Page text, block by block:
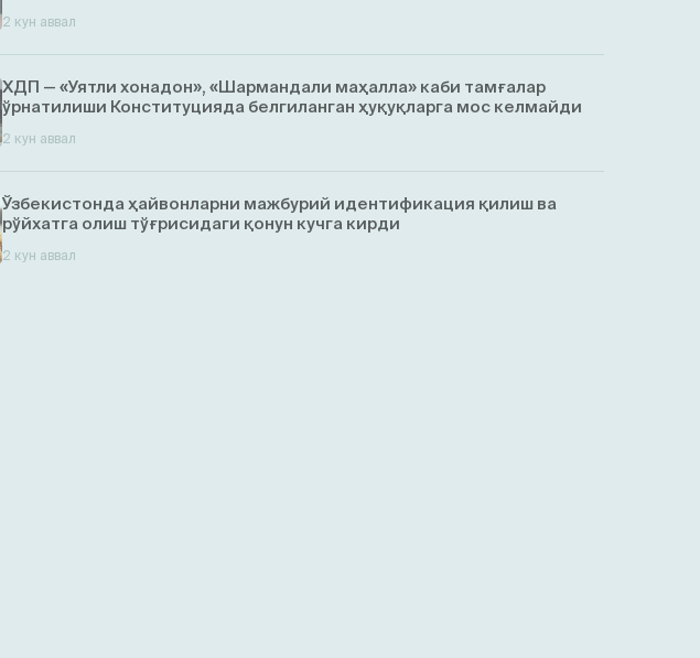
2 кун аввал
ХДП — «Уятли хонадон», «Шармандали маҳалла» каби тамғалар
ўрнатилиши Конституцияда белгиланган ҳуқуқларга мос келмайди
2 кун аввал
Ўзбекистонда ҳайвонларни мажбурий идентификация қилиш ва
рўйхатга олиш тўғрисидаги қонун кучга кирди
2 кун аввал